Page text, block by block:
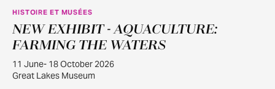
JUIN
11
HISTOIRE ET MUSÉES
NEW EXHIBIT - AQUACULTURE:
FARMING THE WATERS
11 June- 18 October 2026
Great Lakes Museum